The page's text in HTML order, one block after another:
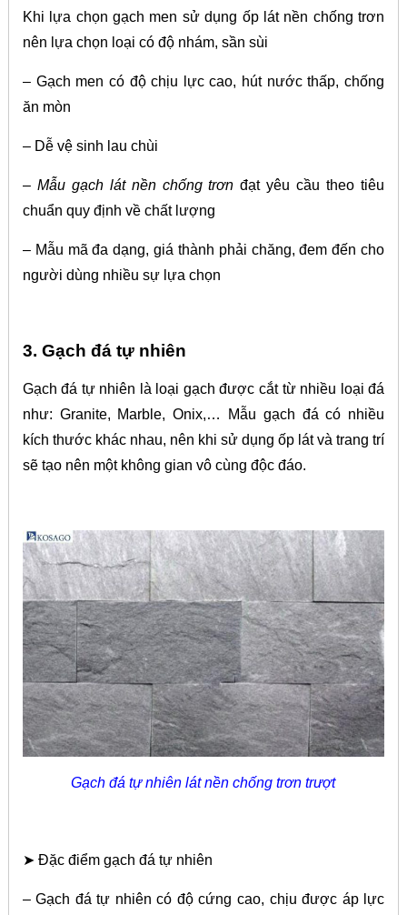
Khi lựa chọn gạch men sử dụng ốp lát nền chống trơn
nên lựa chọn loại có độ nhám, sần sùi
– Gạch men có độ chịu lực cao, hút nước thấp, chống
ăn mòn
– Dễ vệ sinh lau chùi
– Mẫu gạch lát nền chống trơn đạt yêu cầu theo tiêu
chuẩn quy định về chất lượng
– Mẫu mã đa dạng, giá thành phải chăng, đem đến cho
người dùng nhiều sự lựa chọn
3. Gạch đá tự nhiên
Gạch đá tự nhiên là loại gạch được cắt từ nhiều loại đá
như: Granite, Marble, Onix,… Mẫu gạch đá có nhiều
kích thước khác nhau, nên khi sử dụng ốp lát và trang trí
sẽ tạo nên một không gian vô cùng độc đáo.
Gạch đá tự nhiên lát nền chống trơn trượt
➤ Đặc điểm gạch đá tự nhiên
– Gạch đá tự nhiên có độ cứng cao, chịu được áp lực